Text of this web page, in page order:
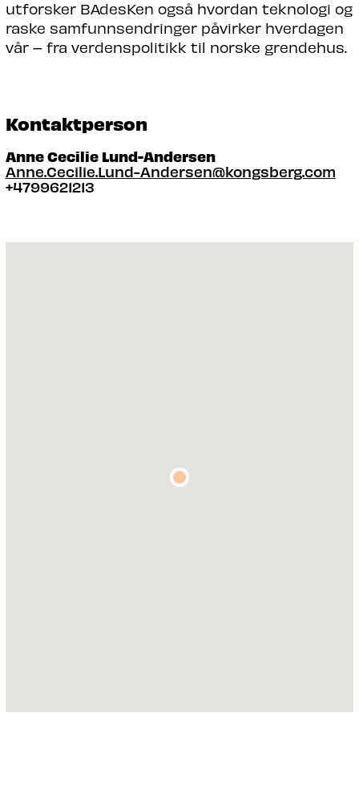
utforsker BAdesKen også hvordan teknologi og
raske samfunnsendringer påvirker hverdagen
vår – fra verdenspolitikk til norske grendehus.
Kontaktperson
Anne Cecilie Lund-Andersen
Anne.Cecilie.Lund-Andersen@kongsberg.com
+4799621213